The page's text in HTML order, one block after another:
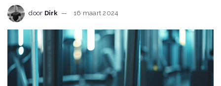
door Dirk 16 maart 2024